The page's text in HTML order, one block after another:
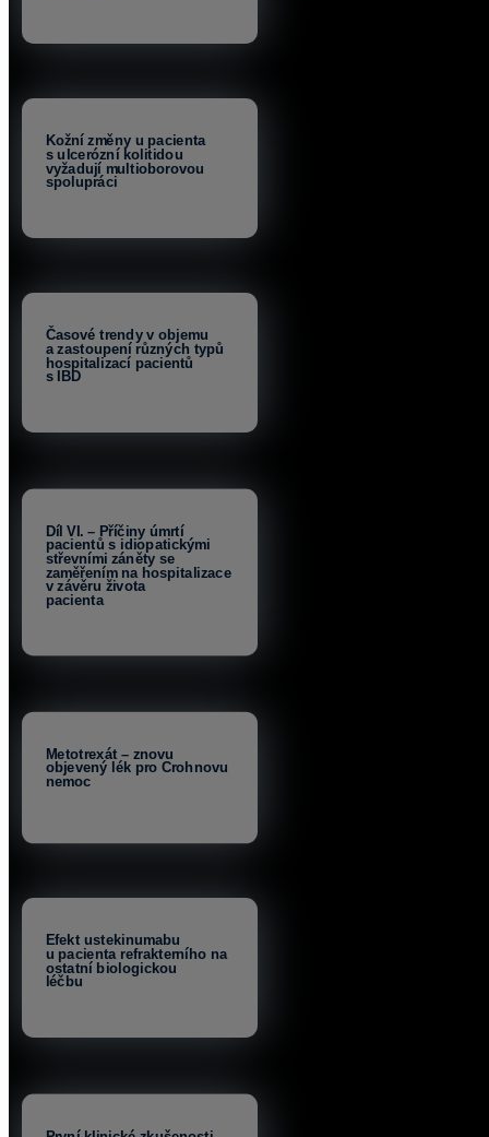
Kožní změny u pacienta
s ulcerózní kolitidou
vyžadují multioborovou
spolupráci
Časové trendy v objemu
a zastoupení různých typů
hospitalizací pacientů
s IBD
Díl VI. – Příčiny úmrtí
pacientů s idiopatickými
střevními záněty se
zaměřením na hospitalizace
v závěru života
pacienta
Metotrexát – znovu
objevený lék pro Crohnovu
nemoc
Efekt ustekinumabu
u pacienta refrakterního na
ostatní biologickou
léčbu